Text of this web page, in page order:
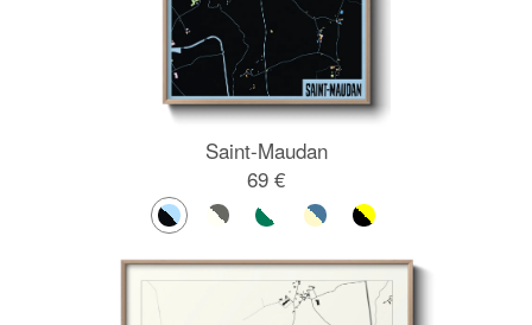
Saint-Maudan
69 €